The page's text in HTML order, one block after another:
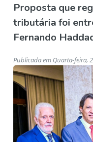
Proposta que
tributária foi
Fernando
Publicada em Quarta-feira,